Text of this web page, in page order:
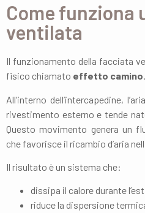
Come funziona
ventilata
Il funzionamento della facciata
fisico chiamato effetto camino.
All’interno dell’intercapedine,
rivestimento esterno e tende
Questo movimento genera un
che favorisce il ricambio d’aria
Il risultato è un sistema che:
dissipa il calore durante
riduce la dispersione